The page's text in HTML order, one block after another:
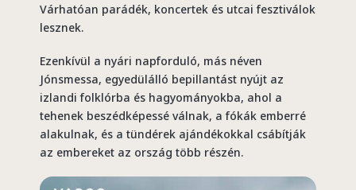
Várhatóan parádék, koncertek és utcai fesztiválok
lesznek.
Ezenkívül a nyári napforduló, más néven
Jónsmessa, egyedülálló bepillantást nyújt az
izlandi folklórba és hagyományokba, ahol a
tehenek beszédképessé válnak, a fókák emberré
alakulnak, és a tündérek ajándékokkal csábítják
az embereket az ország több részén.